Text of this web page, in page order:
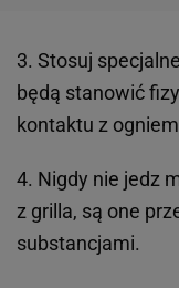
3. Stosuj
będą stanowić
kontaktu z
4. Nigdy nie jedz
z grilla, są one
substancjami.